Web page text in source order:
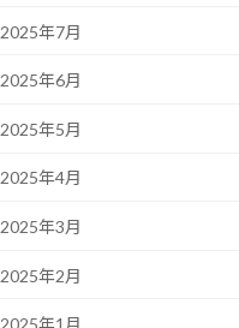
2025年7月
2025年6月
2025年5月
2025年4月
2025年3月
2025年2月